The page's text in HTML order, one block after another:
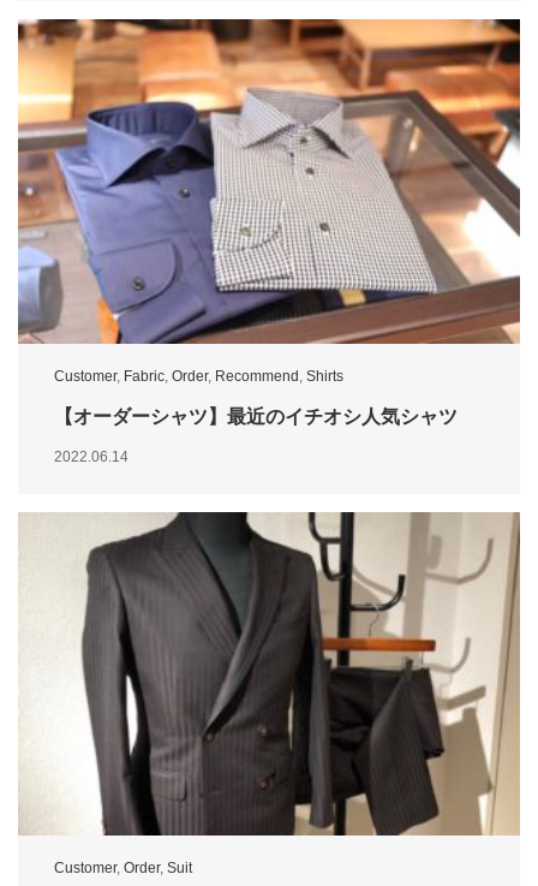
Customer, Fabric Order, Recommend Shirts
【オーダーシャツ】最近のイチオシ人気シャツ
2022.06.14
Customer, Order, Suit